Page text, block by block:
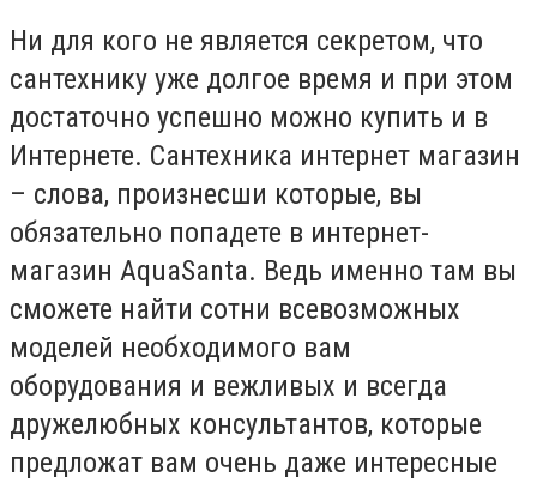
Ни для кого не является секретом, что
сантехнику уже долгое время и при этом
достаточно успешно можно купить и в
Интернете. Сантехника интернет магазин
– слова, произнесши которые, вы
обязательно попадете в интернет-
магазин AquaSanta. Ведь именно там вы
сможете найти сотни всевозможных
моделей необходимого вам
оборудования и вежливых и всегда
дружелюбных консультантов, которые
предложат вам очень даже интересные